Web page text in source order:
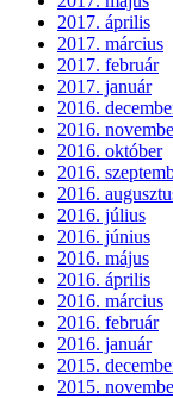
2017. április
2017. március
2017. február
2017. január
2016.
2016.
2016. október
2016.
2016.
2016. július
2016. június
2016. május
2016. április
2016. március
2016. február
2016. január
2015.
2015.